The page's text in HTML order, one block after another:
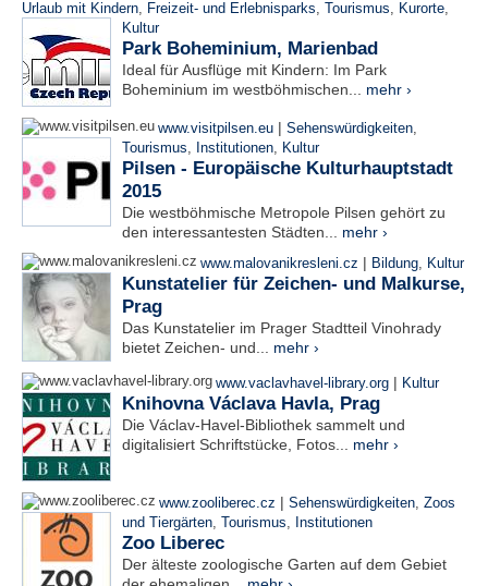
Urlaub mit Kindern, Freizeit- und Erlebnisparks, Tourismus, Kurorte,
Kultur
Park Boheminium, Marienbad
Ideal für Ausflüge mit Kindern: Im Park
Boheminium im westböhmischen... mehr ›
www.visitpilsen.eu | Sehenswürdigkeiten,
Tourismus, Institutionen, Kultur
Pilsen - Europäische Kulturhauptstadt
2015
Die westböhmische Metropole Pilsen gehört zu
den interessantesten Städten... mehr ›
www.malovanikresleni.cz | Bildung, Kultur
Kunstatelier für Zeichen- und Malkurse,
Prag
Das Kunstatelier im Prager Stadtteil Vinohrady
bietet Zeichen- und... mehr ›
www.vaclavhavel-library.org | Kultur
Knihovna Václava Havla, Prag
Die Václav-Havel-Bibliothek sammelt und
digitalisiert Schriftstücke, Fotos... mehr ›
www.zooliberec.cz | Sehenswürdigkeiten, Zoos
und Tiergärten, Tourismus, Institutionen
Zoo Liberec
Der älteste zoologische Garten auf dem Gebiet